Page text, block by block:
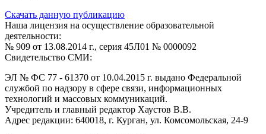
Скачать данную публикацию
Наша лицензия на осуществление образовательной
деятельности:
№ 909 от 13.08.2014 г., серия 45Л01 № 0000092
Свидетельство СМИ:
ЭЛ № ФС 77 - 61370 от 10.04.2015 г. выдано Федеральной
службой по надзору в сфере связи, информационных
технологий и массовых коммуникаций.
Учредитель и главный редактор Хаустов В.В.
Адрес редакции: 640018, г. Курган, ул. Комсомольская, 24-9